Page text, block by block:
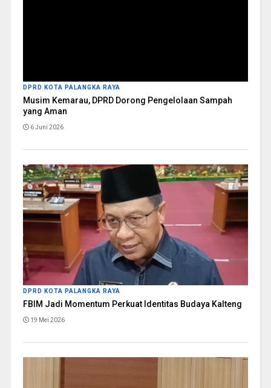
DPRD KOTA PALANGKA RAYA
Musim Kemarau, DPRD Dorong Pengelolaan Sampah
yang Aman
6 Juni 2026
DPRD KOTA PALANGKA RAYA
FBIM Jadi Momentum Perkuat Identitas Budaya Kalteng
19 Mei 2026